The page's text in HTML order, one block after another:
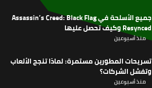
جميع الأسلحة في Assassin’s Creed: Black Flag
Resynced وكيف تحصل عليها
منذ أسبوعين
تسريحات المطورين مستمرة: لماذا تنجح الألعاب
وتفشل الشركات؟
منذ أسبوعين